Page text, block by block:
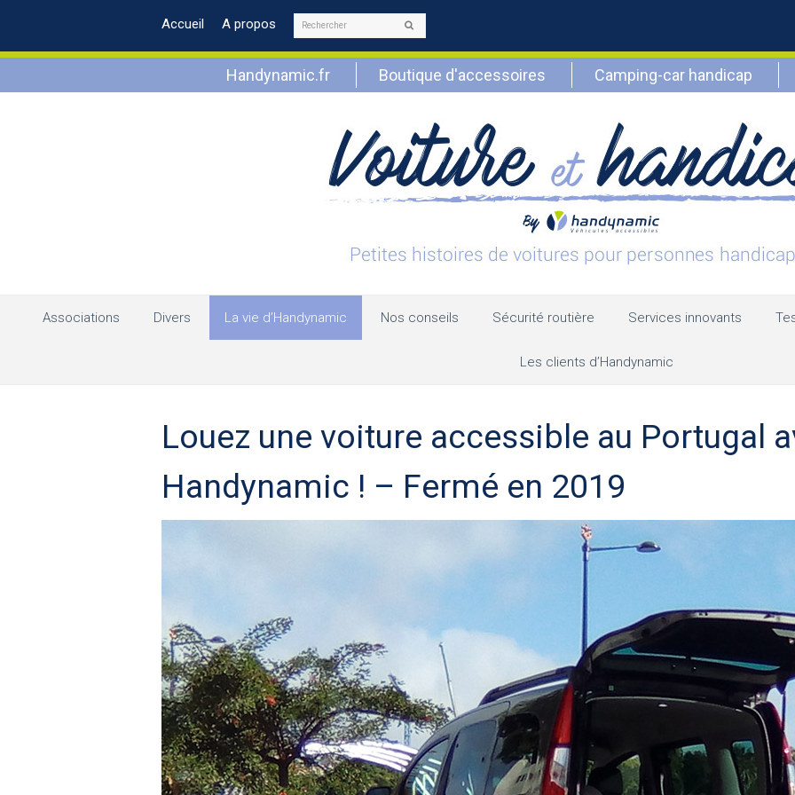
Accueil A propos Rechercher
Handynamic.fr Boutique d'accessoires Camping-car handicap
Associations Divers La vie d’Handynamic Nos conseils Sécurité routière Services innovants
Les clients d’Handynamic
Louez une voiture accessible au Portugal
Handynamic ! – Fermé en 2019